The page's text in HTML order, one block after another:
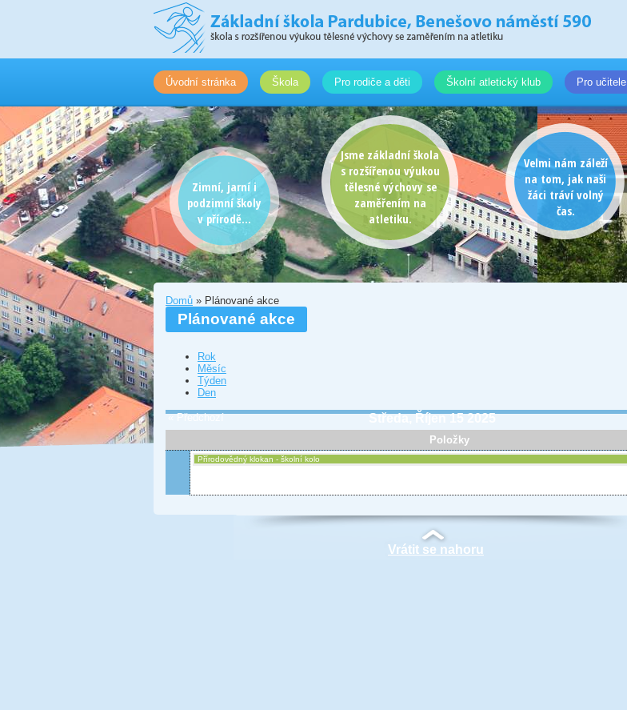
Úvodní stránka Škola Pro rodiče a děti Školní atletický klub Pro učitele
Zimní, jarní i
podzimní školy
v přírodě...
Jsme základní škola
s rozšířenou výukou
tělesné výchovy se
zaměřením na
atletiku.
Velmi nám záleží
na tom, jak naši
žáci tráví volný
čas.
Domů » Plánované akce
Plánované akce
Rok
Měsíc
Týden
Den
« Předchozí Středa, Říjen 15 2025
Položky
Přírodovědný klokan - školní kolo
Vrátit se nahoru